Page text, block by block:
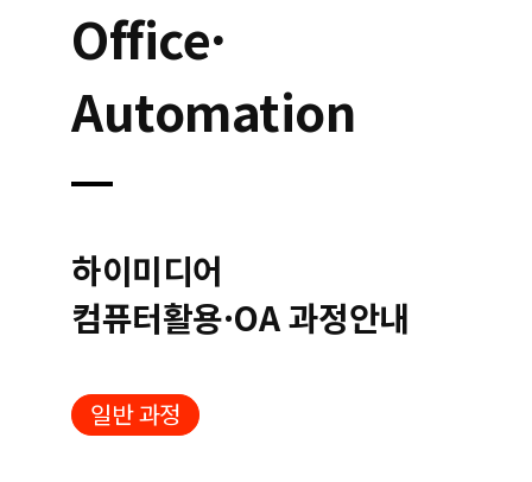
Office·
Automation
하이미디어
컴퓨터활용·OA 과정안내
일반 과정